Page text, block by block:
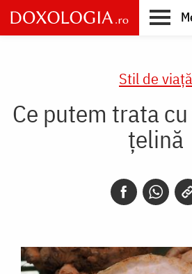
Skip
to
main
Stil de viaţă
Ce putem trata
țelină